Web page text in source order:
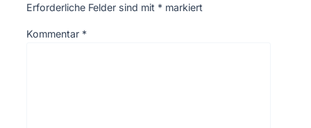
Erforderliche Felder sind mit * markiert
Kommentar *